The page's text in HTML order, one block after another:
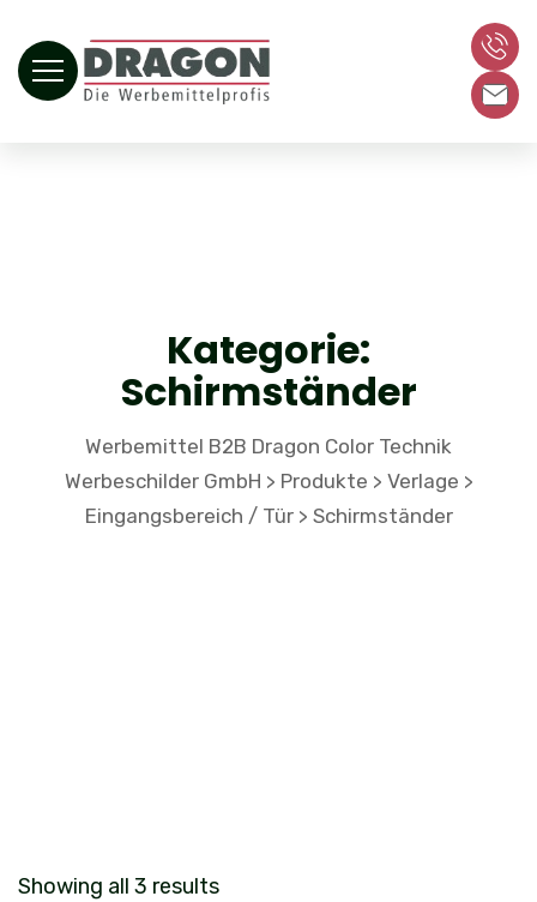
Kategorie:
Schirmständer
Werbemittel B2B Dragon Color Technik
Werbeschilder GmbH > Produkte > Verlage >
Eingangsbereich / Tür> Schirmständer
Showing all 3 results